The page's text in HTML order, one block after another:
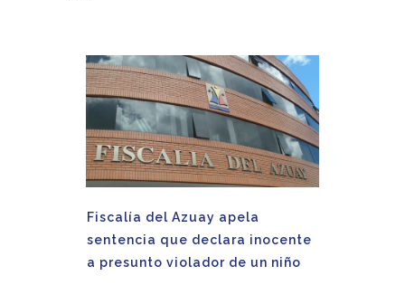
Fiscalía del Azuay apela
sentencia que declara inocente
a presunto violador de un niño